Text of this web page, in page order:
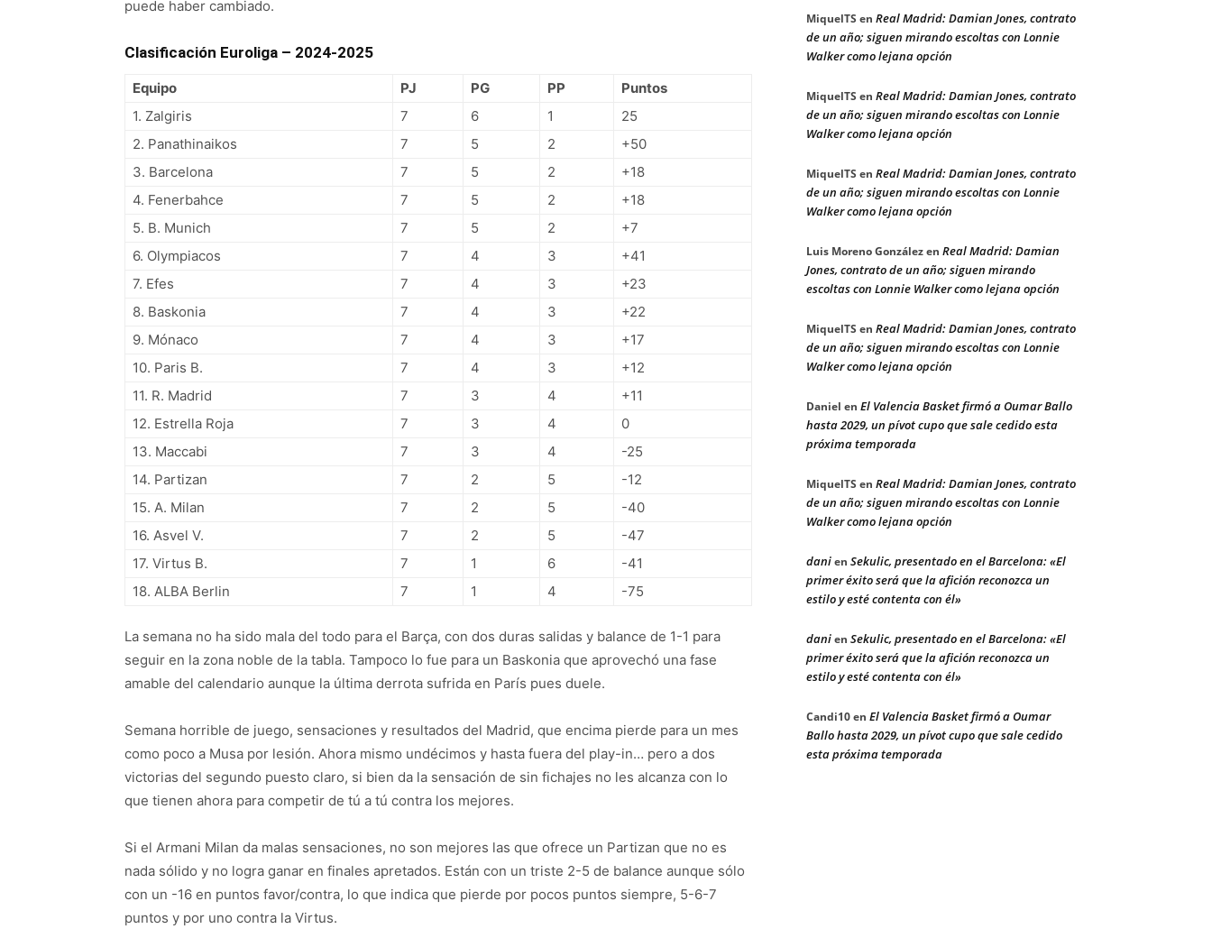
puede haber cambiado.
Clasificación Euroliga – 2024-2025
Equipo PJ PG PP
Puntos
1. Zalgiris
7 6 1
25
2. Panathinaikos
7 5 2
+50
3. Barcelona
7 5 2
+18
4. Fenerbahce
7 5 2
+18
5. B. Munich
7 5 2
+7
6. Olympiacos
7 4 3
+41
7. Efes
7 4 3
+23
8. Baskonia
7 4 3
+22
9. Mónaco
7 4 3
+17
10. Paris B.
7 4 3
+12
11. R. Madrid
7 3 4
+11
12. Estrella Roja
7 3 4
0
13. Maccabi
7 3 4
-25
14. Partizan
7 2 5
-12
15. A. Milan
7 2 5
-40
16. Asvel V.
7 2 5
-47
17. Virtus B.
7 1 6
-41
18. ALBA Berlin
7 1 4 -75
La semana no ha sido mala del todo para el Barça, con dos duras salidas y balance de 1-1 para
seguir en la zona noble de la tabla. Tampoco lo fue para un Baskonia que aprovechó una fase
amable del calendario aunque la última derrota sufrida en París pues duele.
Semana horrible de juego, sensaciones y resultados del Madrid, que encima pierde para un mes
como poco a Musa por lesión. Ahora mismo undécimos y hasta fuera del play-in… pero a dos
victorias del segundo puesto claro, si bien da la sensación de sin fichajes no les alcanza con lo
que tienen ahora para competir de tú a tú contra los mejores.
Si el Armani Milan da malas sensaciones, no son mejores las que ofrece un Partizan que no es
nada sólido y no logra ganar en finales apretados. Están con un triste 2-5 de balance aunque sólo
con un -16 en puntos favor/contra, lo que indica que pierde por pocos puntos siempre, 5-6-7
puntos y por uno contra la Virtus.
MiquelTS en Real Madrid: Damian Jones, contrato
de un año; siguen mirando escoltas con Lonnie
Walker como lejana opción
MiquelTS en Real Madrid: Damian Jones, contrato
de un año; siguen mirando escoltas con Lonnie
Walker como lejana opción
MiquelTS en Real Madrid: Damian Jones, contrato
de un año; siguen mirando escoltas con Lonnie
Walker como lejana opción
Luis Moreno Gonzálezen Real Madrid: Damian
Jones, contrato de un año; siguen mirando
escoltas con Lonnie Walker como lejana opción
MiquelTS en Real Madrid: Damian Jones, contrato
de un año; siguen mirando escoltas con Lonnie
Walker como lejana opción
Daniel en El Valencia Basket firmó a Oumar Ballo
hasta 2029, un pívot cupo que sale cedido esta
próxima temporada
MiquelTS en Real Madrid: Damian Jones, contrato
de un año; siguen mirando escoltas con Lonnie
Walker como lejana opción
danien Sekulic, presentado en el Barcelona: «El
primer éxito será que la afición reconozca un
estilo y esté contenta con él»
danien Sekulic, presentado en el Barcelona: «El
primer éxito será que la afición reconozca un
estilo y esté contenta con él»
Candi10en El Valencia Basket firmó a Oumar
Ballo hasta 2029, un pívot cupo que sale cedido
esta próxima temporada